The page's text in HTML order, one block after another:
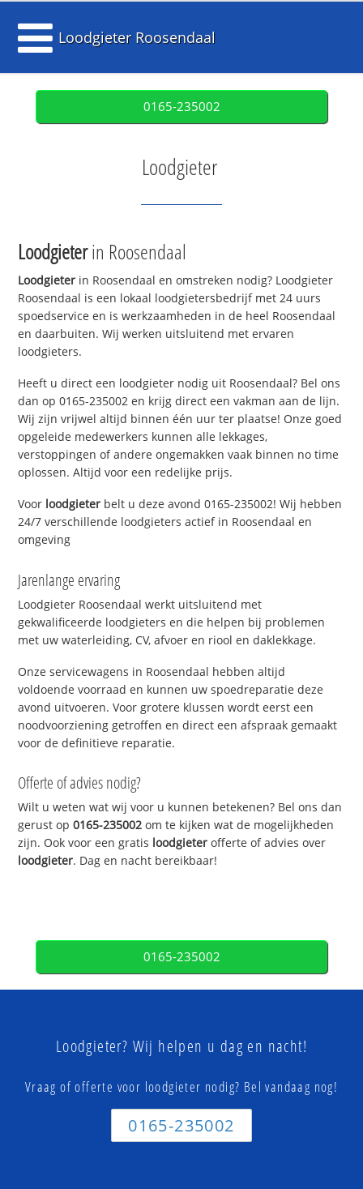
Loodgieter Roosendaal
0165-235002
Loodgieter
Loodgieterin Roosendaal
Loodgieter in Roosendaal en omstreken nodig? Loodgieter
Roosendaal is een lokaal loodgietersbedrijf met 24 uurs
spoedservice en is werkzaamheden in de heel Roosendaal
en daarbuiten. Wij werken uitsluitend met ervaren
loodgieters.
Heeft u direct een loodgieter nodig uit Roosendaal? Bel ons
dan op 0165-235002 en krijg direct een vakman aan de lijn.
Wij zijn vrijwel altijd binnen één uur ter plaatse! Onze goed
opgeleide medewerkers kunnen alle lekkages,
verstoppingen of andere ongemakken vaak binnen no time
oplossen. Altijd voor een redelijke prijs.
Voor loodgieter belt u deze avond 0165-235002! Wij hebben
24/7 verschillende loodgieters actief in Roosendaal en
omgeving
Jarenlange ervaring
Loodgieter Roosendaal werkt uitsluitend met
gekwalificeerde loodgieters en die helpen bij problemen
met uw waterleiding, CV, afvoer en riool en daklekkage.
Onze servicewagens in Roosendaal hebben altijd
voldoende voorraad en kunnen uw spoedreparatie deze
avond uitvoeren. Voor grotere klussen wordt eerst een
noodvoorziening getroffen en direct een afspraak gemaakt
voor de definitieve reparatie.
Offerte of advies nodig?
Wilt u weten wat wij voor u kunnen betekenen? Bel ons dan
gerust op0165-235002 om te kijken wat de mogelijkheden
zijn. Ook voor een gratis loodgieter offerte of advies over
loodgieter. Dag en nacht bereikbaar!
0165-235002
Loodgieter? Wij helpen u dag en nacht!
Vraag of offerte voor loodgieter nodig? Bel vandaag nog!
0165-235002